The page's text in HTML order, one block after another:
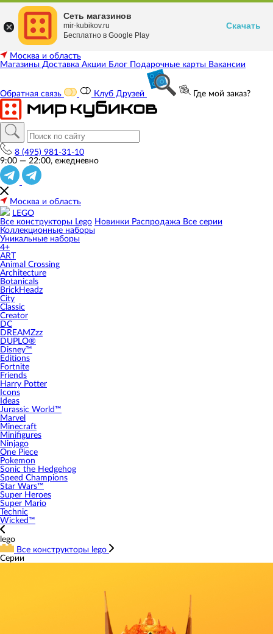
Москва и область
Магазины Доставка Акции Блог Подарочные карты Вакансии
Обратная связь Клуб Друзей Где мой заказ?
8 (495) 981-31-10
9:00 — 22:00, ежедневно
Москва и область
LEGO
Все конструкторы Lego Новинки Распродажа Все серии
Коллекционные наборы
Уникальные наборы
4+
ART
Animal Crossing
Architecture
Botanicals
BrickHeadz
City
Classic
Creator
DC
DREAMZzz
DUPLO®
Disney™
Editions
Fortnite
Friends
Harry Potter
Icons
Ideas
Jurassic World™
Marvel
Minecraft
Minifigures
Ninjago
One Piece
Pokemon
Sonic the Hedgehog
Speed Champions
Star Wars™
Super Heroes
Super Mario
Technic
Wicked™
lego
Все конструкторы lego
Серии
Сеть магазинов
mir-kubikov.ru
Бесплатно в Google Play
Скачать